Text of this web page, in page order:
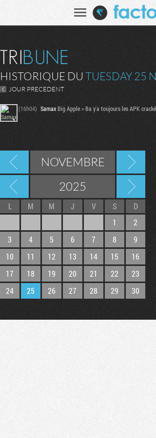
HISTORIQUE DU TUESDAY 25
JOUR PRECEDENT
(16h04) SamaxBig Apple > Ba y'a toujours les APK
NOVEMBRE
2025
L M M J V S
D
1
2
3
4 5 6 7 8
9
10
11 12 13 14 15
16
17
18 19 20 21 22
23
24
25 26 27 28 29 30